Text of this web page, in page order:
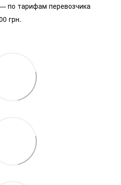
по тарифам перевозчика
грн.